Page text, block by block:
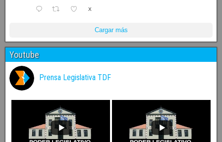
X
Cargar más
Youtube
Prensa Legislativa TDF